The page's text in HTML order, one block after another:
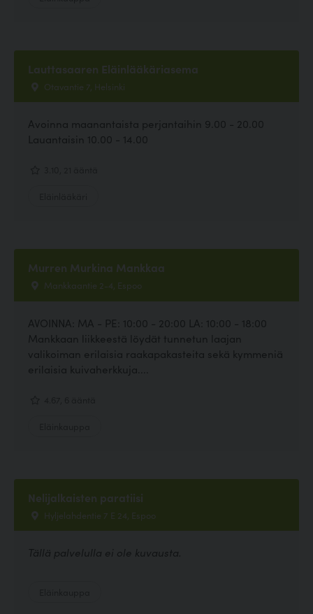
Lauttasaaren Eläinlääkäriasema
Otavantie 7, Helsinki
Avoinna maanantaista perjantaihin 9.00 - 20.00
Lauantaisin 10.00 - 14.00
Murren Murkina Mankkaa
Mankkaantie 2-4, Espoo
AVOINNA: MA - PE: 10:00 - 20:00 LA: 10:00 - 18:00
Mankkaan liikkeestä löydät tunnetun laajan
valikoiman erilaisia raakapakasteita sekä kymmeniä
erilaisia kuivaherkkuja....
Nelijalkaisten paratiisi
Hyljelahdentie 7 E 24, Espoo
Tällä palvelulla ei ole kuvausta.